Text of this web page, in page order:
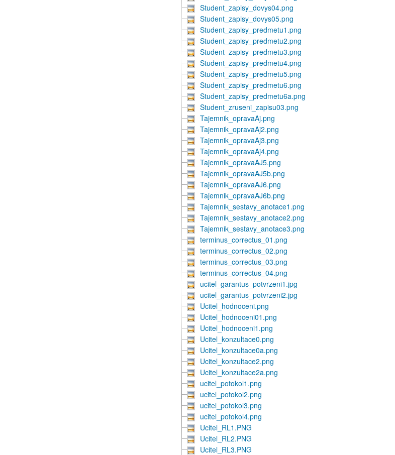
Student_zapisy_dovys04.png
Student_zapisy_dovys05.png
Student_zapisy_predmetu1.png
Student_zapisy_predmetu2.png
Student_zapisy_predmetu3.png
Student_zapisy_predmetu4.png
Student_zapisy_predmetu5.png
Student_zapisy_predmetu6.png
Student_zapisy_predmetu6a.png
Student_zruseni_zapisu03.png
Tajemnik_opravaAj.png
Tajemnik_opravaAj2.png
Tajemnik_opravaAj3.png
Tajemnik_opravaAj4.png
Tajemnik_opravaAJ5.png
Tajemnik_opravaAJ5b.png
Tajemnik_opravaAJ6.png
Tajemnik_opravaAJ6b.png
Tajemnik_sestavy_anotace1.png
Tajemnik_sestavy_anotace2.png
Tajemnik_sestavy_anotace3.png
terminus_correctus_01.png
terminus_correctus_02.png
terminus_correctus_03.png
terminus_correctus_04.png
ucitel_garantus_potvrzeni1.jpg
ucitel_garantus_potvrzeni2.jpg
Ucitel_hodnoceni.png
Ucitel_hodnoceni01.png
Ucitel_hodnoceni1.png
Ucitel_konzultace0.png
Ucitel_konzultace0a.png
Ucitel_konzultace2.png
Ucitel_konzultace2a.png
ucitel_potokol1.png
ucitel_potokol2.png
ucitel_potokol3.png
ucitel_potokol4.png
Ucitel_RL1.PNG
Ucitel_RL2.PNG
Ucitel_RL3.PNG